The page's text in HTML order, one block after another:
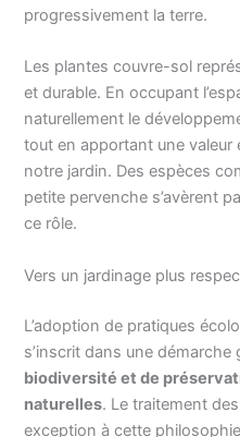
progressivement la terre.
Les plantes couvre-sol
et durable. En occupant
naturellement le
tout en apportant une valeur
notre jardin. Des espèces
petite pervenche s’avèrent
ce rôle.
Vers un jardinage plus
L’adoption de pratiques
s’inscrit dans une démarche
biodiversité et de
naturelles. Le traitement
exception à cette